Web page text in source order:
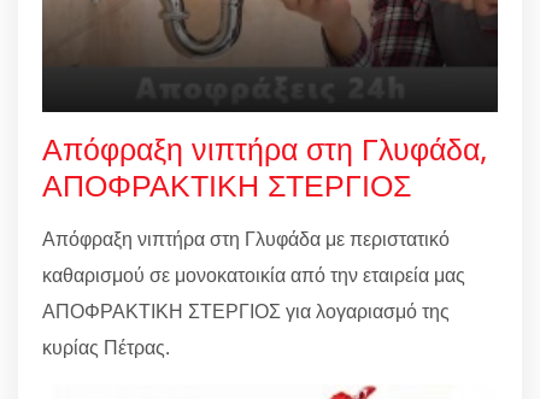
Απόφραξη νιπτήρα στη Γλυφάδα,
ΑΠΟΦΡΑΚΤΙΚΗ ΣΤΕΡΓΙΟΣ
Απόφραξη νιπτήρα στη Γλυφάδα με περιστατικό
καθαρισμού σε μονοκατοικία από την εταιρεία μας
ΑΠΟΦΡΑΚΤΙΚΗ ΣΤΕΡΓΙΟΣ για λογαριασμό της
κυρίας Πέτρας.